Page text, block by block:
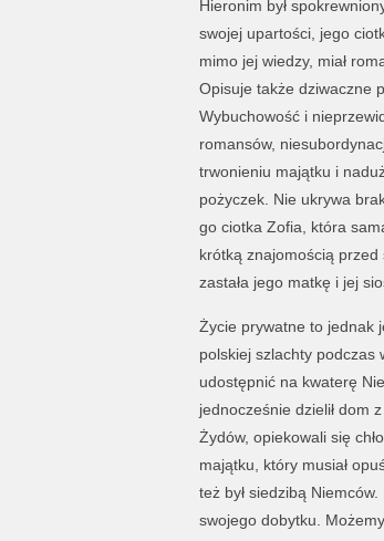
Hieronim był
swojej upartości, jego
mimo jej wiedzy, miał
Opisuje także dziwaczne
Wybuchowość i
romansów,
trwonieniu majątku i
pożyczek. Nie ukrywa
go ciotka Zofia, która
krótką znajomością
zastała jego matkę i jej
Życie prywatne to jednak
polskiej szlachty podczas
udostępnić na kwaterę
jednocześnie dzielił dom
Żydów, opiekowali się
majątku, który musiał
też był siedzibą
swojego dobytku.